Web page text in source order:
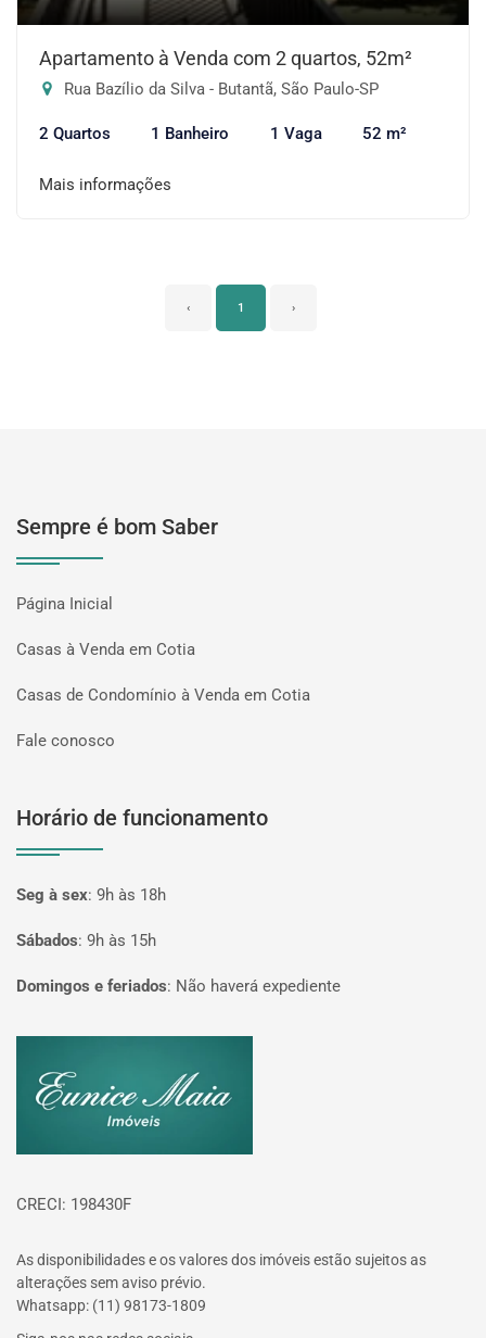
Apartamento à Venda com 2 quartos, 52m²
Rua Bazílio da Silva - Butantã, São Paulo-SP
2 Quartos 1 Banheiro 1 Vaga 52 m²
Mais informações
‹ 1 ›
Sempre é bom Saber
Página Inicial
Casas à Venda em Cotia
Casas de Condomínio à Venda em Cotia
Fale conosco
Horário de funcionamento
Seg à sex: 9h às 18h
Sábados: 9h às 15h
Domingos e feriados: Não haverá expediente
CRECI: 198430F
As disponibilidades e os valores dos imóveis estão sujeitos as
alterações sem aviso prévio.
Whatsapp: (11) 98173-1809